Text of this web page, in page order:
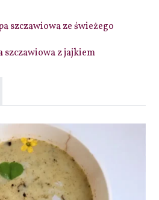
szczawiowa ze świeżego
szczawiowa z jajkiem